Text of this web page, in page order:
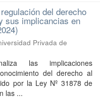
del derecho
sus implicancias en
Privada de
las implicaciones
del derecho al
por la Ley Nº 31878 de
las ...